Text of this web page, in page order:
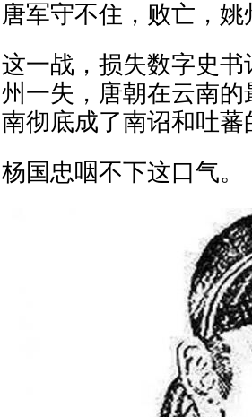
唐军守不住，败亡，
这一战，损失数字史
州一失，唐朝在云南
南彻底成了南诏和吐蕃
杨国忠咽不下这口气。